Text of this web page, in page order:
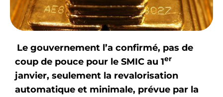
Le gouvernement l’a confirmé, pas de
coup de pouce pour le SMIC au 1er
janvier, seulement la revalorisation
automatique et minimale, prévue par la